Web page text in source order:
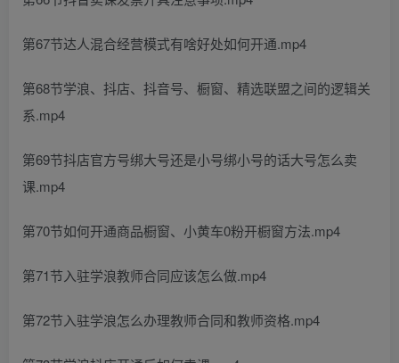
第67节达人混合经营模式有啥好处如何开通.mp4
第68节学浪、抖店、抖音号、橱窗、精选联盟之间的逻辑关
系.mp4
第69节抖店官方号绑大号还是小号绑小号的话大号怎么卖
课.mp4
第70节如何开通商品橱窗、小黄车0粉开橱窗方法.mp4
第71节入驻学浪教师合同应该怎么做.mp4
第72节入驻学浪怎么办理教师合同和教师资格.mp4